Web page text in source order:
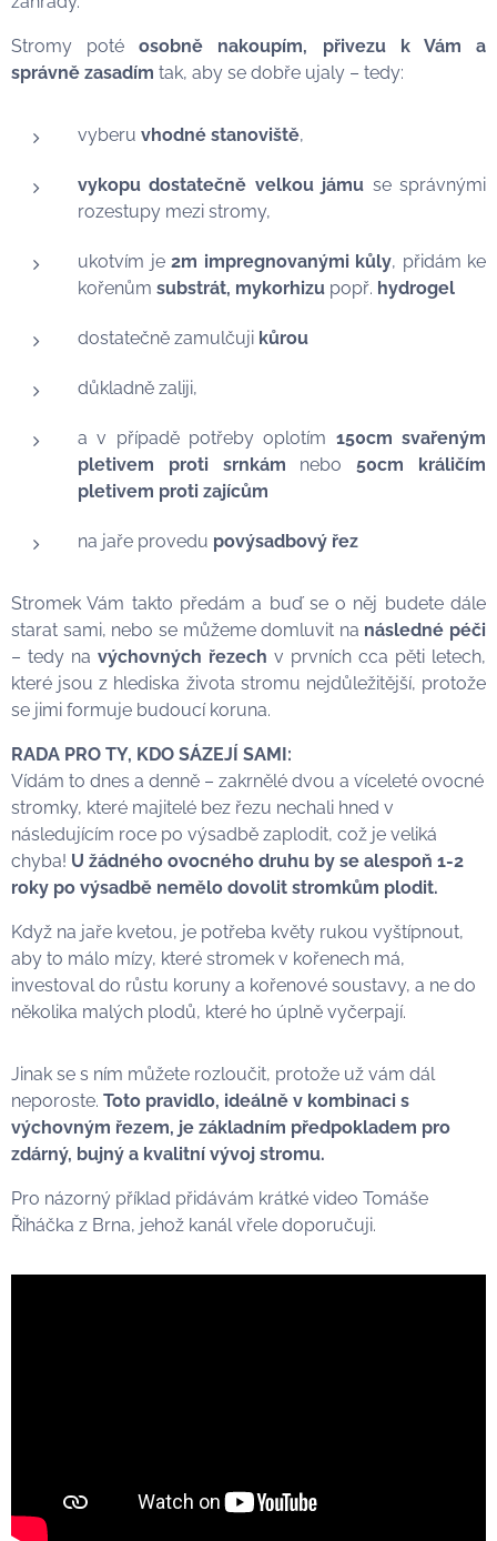
Stromy potéosobně
nakoupím, přivezu k Vám a
správně zasadím tak, aby se dobře ujaly – tedy:
vyberu vhodné stanoviště,
vykopu dostatečně velkou jámu se správnými
rozestupy mezi stromy,
ukotvím je 2m impregnovanými kůly, přidám ke
kořenům substrát, mykorhizu popř. hydrogel
dostatečně zamulčuji kůrou
důkladně zaliji,
a v případě potřeby oplotím 150cm svařeným
pletivem proti srnkám nebo 50cm králičím
pletivem proti zajícům
na jaře provedu povýsadbový řez
Stromek Vám takto předám a buď se o něj budete dále
starat sami, nebo se můžeme domluvit na následné péči
– tedy na výchovných řezech v prvních cca pěti letech,
které jsou z hlediska života stromu nejdůležitější, protože
se jimi formuje budoucí koruna.
RADA PRO TY, KDO SÁZEJÍ SAMI:
Vídám to dnes a denně – zakrnělé dvou a víceleté ovocné
stromky, které majitelé bez řezu nechali hned v
následujícím roce po výsadbě zaplodit, což je veliká
chyba! U žádného ovocného druhu by se alespoň 1-2
roky po výsadbě nemělo dovolit stromkům plodit.
Když na jaře kvetou, je potřeba květy rukou vyštípnout,
aby to málo mízy, které stromek v kořenech má,
investoval do růstu koruny a kořenové soustavy, a ne do
několika malých plodů, které ho úplně vyčerpají.
Jinak se s ním můžete rozloučit, protože už vám dál
neporoste. Toto pravidlo, ideálně v kombinaci s
výchovným řezem, je základním předpokladem pro
zdárný, bujný a kvalitní vývoj stromu.
Pro názorný příklad přidávám krátké video Tomáše
Řiháčka z Brna, jehož kanál vřele doporučuji.